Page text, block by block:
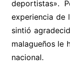
deportistas».
experiencia de
sintió
malagueños le
nacional.